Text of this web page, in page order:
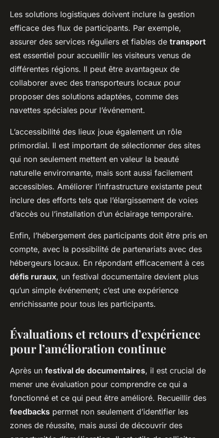
Les solutions logistiques doivent inclure la gestion
efficace des flux de participants. Par exemple,
assurer des services réguliers et fiables de transport
est essentiel pour accueillir les visiteurs venus de
différentes régions. Il peut être avantageux de
collaborer avec des transporteurs locaux pour
proposer des solutions adaptées, comme des
navettes spéciales pour l’événement.
L’accessibilité des lieux joue également un rôle
primordial. Il est important de sélectionner des sites
qui non seulement mettent en valeur la beauté
naturelle environnante, mais sont aussi facilement
accessibles. Améliorer l’infrastructure existante peut
inclure des efforts tels que l’élargissement de voies
d’accès ou l’installation d’un éclairage temporaire.
Enfin, l’hébergement des participants doit être pris en
compte, avec la possibilité de partenariats avec des
hébergeurs locaux. En répondant efficacement à ces
défis ruraux, un festival documentaire devient plus
qu’un simple événement; c’est une expérience
enrichissante pour tous les participants.
Évaluations et retours d’expérience
pour l’amélioration continue
Après un festival de documentaires, il est crucial de
mener une évaluation pour comprendre ce qui a
fonctionné et ce qui peut être amélioré. Recueillir des
feedbacks permet non seulement d’identifier les
zones de réussite, mais aussi de découvrir des